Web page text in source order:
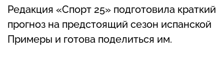
Редакция «Спорт 25» подготовила краткий
прогноз на предстоящий сезон испанской
Примеры и готова поделиться им.